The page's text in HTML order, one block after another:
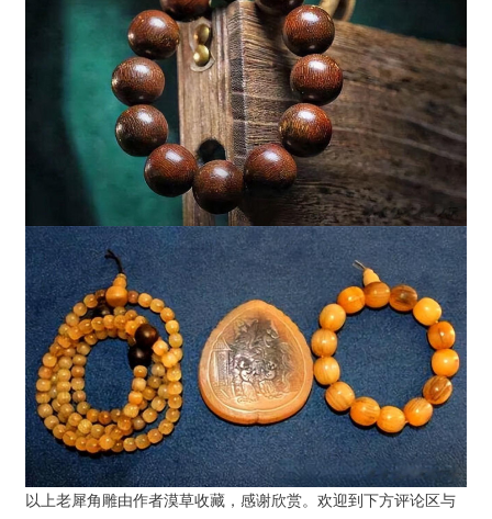
以上老犀角雕由作者漠草收藏，感谢欣赏。欢迎到下方评论区与